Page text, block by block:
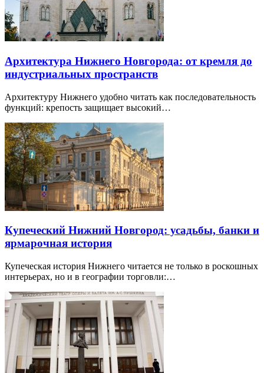
Архитектура Нижнего Новгорода: от кремля до
индустриальных пространств
Архитектуру Нижнего удобно читать как последовательность
функций: крепость защищает высокий…
Купеческий Нижний Новгород: усадьбы, банки и
ярмарочная история
Купеческая история Нижнего читается не только в роскошных
интерьерах, но и в географии торговли:…